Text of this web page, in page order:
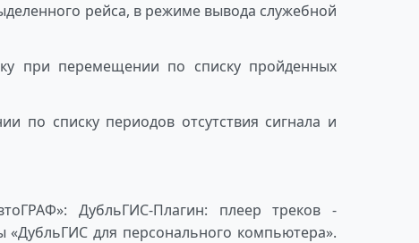
рейса, в режиме вывода служебной
при перемещении по списку пройденных
по списку периодов отсутствия сигнала и
ДубльГИС-Плагин: плеер треков -
«ДубльГИС для персонального компьютера».